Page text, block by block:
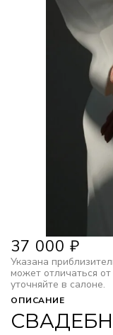
37 000 ₽
Указана
может отличаться
уточняйте в салоне.
ОПИСАНИЕ